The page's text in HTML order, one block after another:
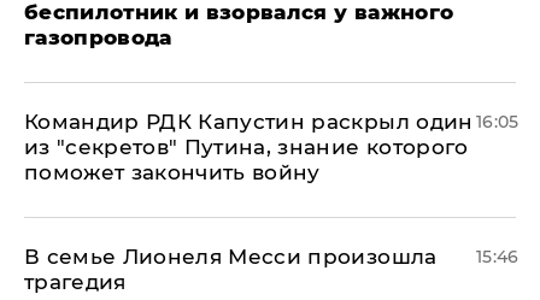
беспилотник и взорвался у важного
газопровода
Командир РДК Капустин раскрыл один
из "секретов" Путина, знание которого
поможет закончить войну
16:05
В семье Лионеля Месси произошла
трагедия
15:46